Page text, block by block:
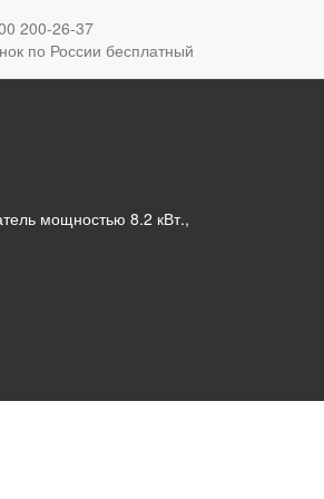
200-26-37
по России бесплатный
мощностью 8.2 кВт.,